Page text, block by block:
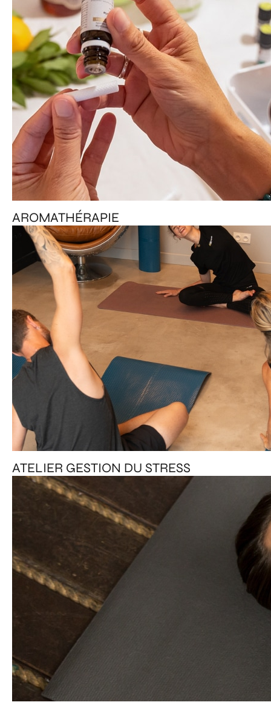
AROMATHÉRAPIE
ATELIER GESTION DU STRESS